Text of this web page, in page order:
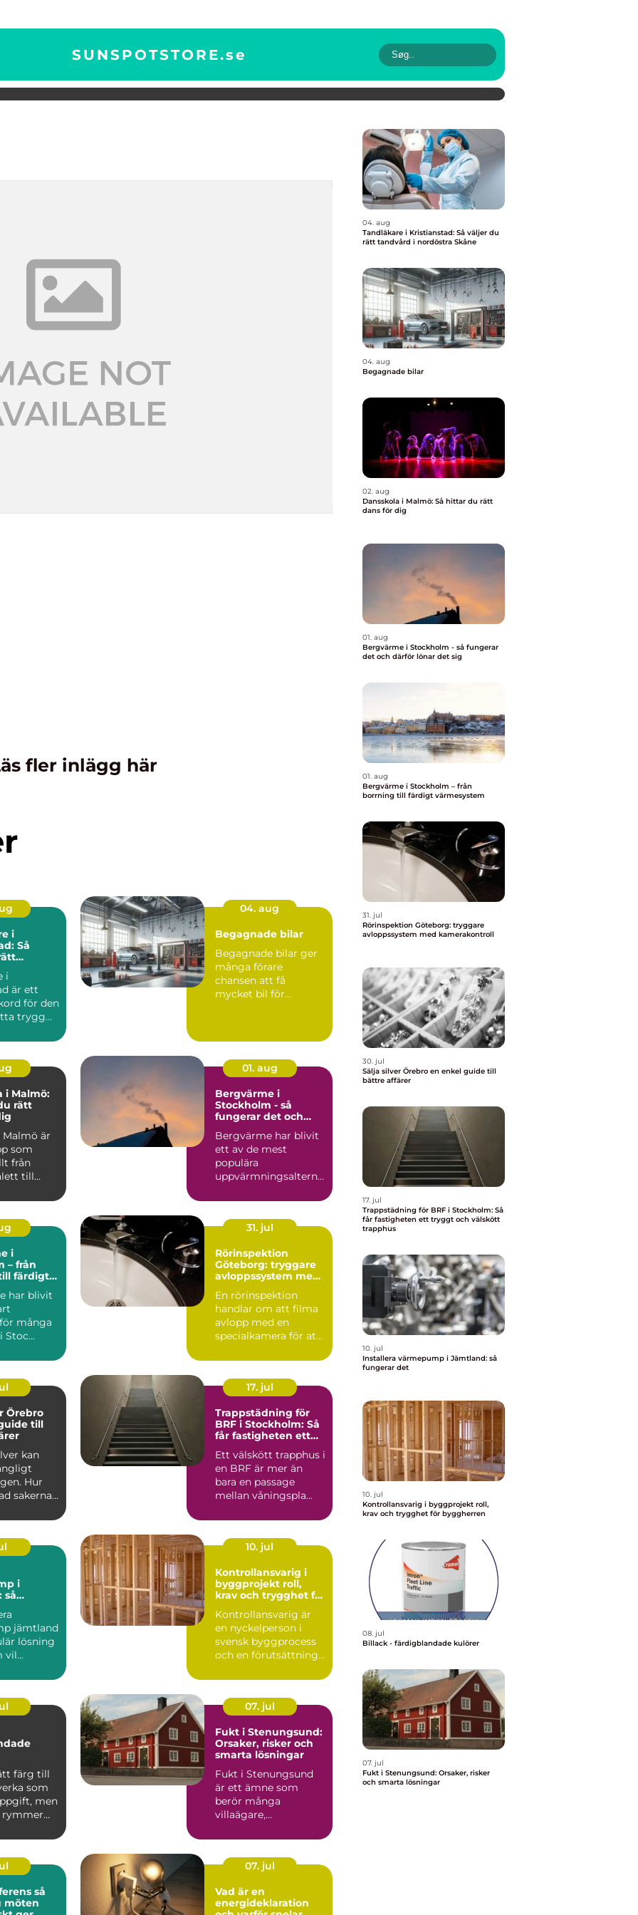
SUNSPOTSTORE.se
fler inlägg här
i
Så
i
är ett
för den
trygg
04. aug
Begagnade bilar
Begagnade bilar ger
många förare
chansen att få
mycket bil för
i Malmö:
rätt
Malmö är
som
från
till
01. aug
Bergvärme i
Stockholm - så
fungerar det och
Bergvärme har blivit
ett av de mest
populära
uppvärmningsalterna
i
– från
färdigt
har blivit
många
Stoc...
31. jul
Rörinspektion
Göteborg: tryggare
avloppssystem med
En rörinspektion
handlar om att filma
avlopp med en
specialkamera för att
Örebro
till
kan
Hur
sakerna
17. jul
Trappstädning för
BRF i Stockholm: Så
får fastigheten ett
trapphus
Ett välskött trapphus i
en BRF är mer än
bara en passage
mellan våningspla...
i
så
jämtland
lösning
vil...
10. jul
Kontrollansvarig i
byggprojekt roll,
krav och trygghet för
Kontrollansvarig är
en nyckelperson i
svensk byggprocess
och en förutsättning
byggproj...
färg till
som
men
rymmer
07. jul
Fukt i Stenungsund:
Orsaker, risker och
smarta lösningar
Fukt i Stenungsund
är ett ämne som
berör många
villaägare,
så
möten
07. jul
Vad är en
energideklaration
04. aug
Tandläkare i Kristianstad: Så väljer du
rätt tandvård i nordöstra Skåne
04. aug
Begagnade bilar
02. aug
Dansskola i Malmö: Så hittar du rätt
dans för dig
01. aug
Bergvärme i Stockholm - så fungerar
det och därför lönar det sig
01. aug
Bergvärme i Stockholm – från
borrning till färdigt värmesystem
31. jul
Rörinspektion Göteborg: tryggare
avloppssystem med kamerakontroll
30. jul
Sälja silver Örebro en enkel guide till
bättre affärer
17. jul
Trappstädning för BRF i Stockholm: Så
får fastigheten ett tryggt och välskött
trapphus
10. jul
Installera värmepump i Jämtland: så
fungerar det
10. jul
Kontrollansvarig i byggprojekt roll,
krav och trygghet för byggherren
08. jul
Billack - färdigblandade kulörer
07. jul
Fukt i Stenungsund: Orsaker, risker
och smarta lösningar